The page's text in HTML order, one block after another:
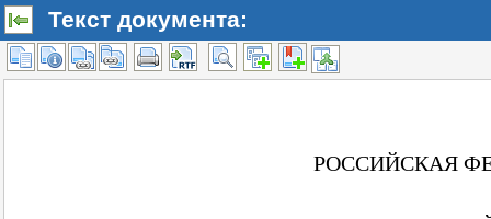
Текст документа: